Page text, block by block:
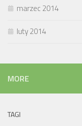
marzec 2014
luty 2014
MORE
TAGI